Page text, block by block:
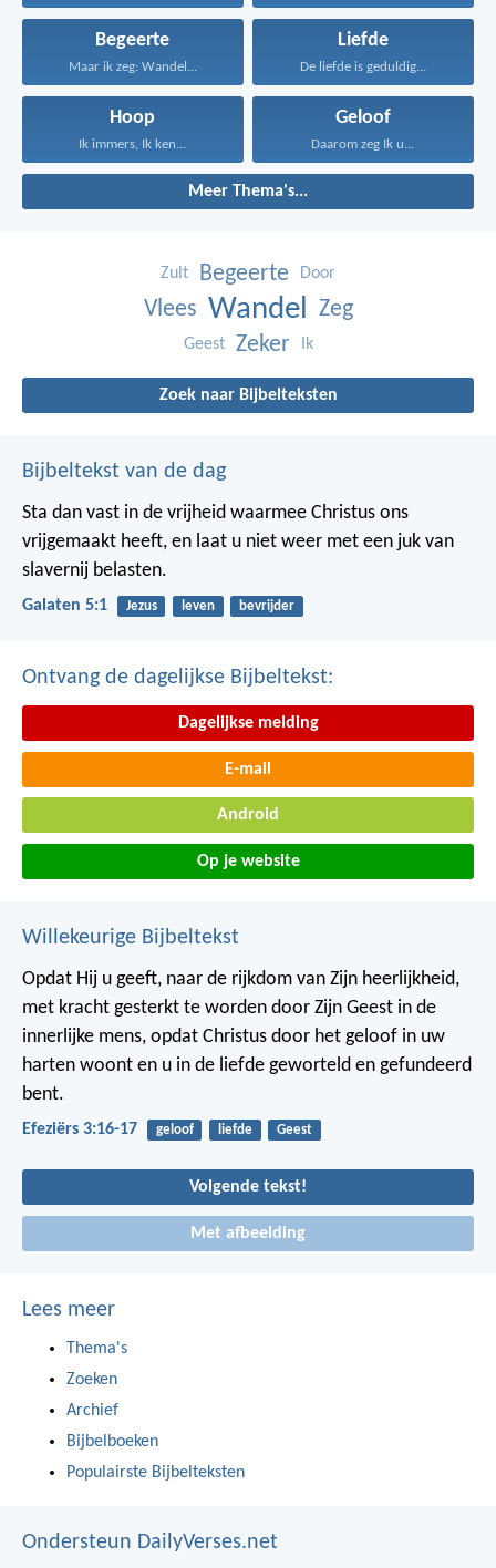
Begeerte
Maar ik zeg: Wandel...
Liefde
De liefde is geduldig...
Hoop
Ik immers, Ik ken...
Geloof
Daarom zeg Ik u...
Meer Thema's...
Zult Begeerte Door
Vlees Wandel Zeg
Geest Zeker Ik
Zoek naar Bijbelteksten
Bijbeltekst van de dag
Sta dan vast in de vrijheid waarmee Christus ons
vrijgemaakt heeft, en laat u niet weer met een juk van
slavernij belasten.
Galaten 5:1 Jezus leven bevrijder
Ontvang de dagelijkse Bijbeltekst:
Dagelijkse melding
E-mail
Android
Op je website
Willekeurige Bijbeltekst
Opdat Hij u geeft, naar de rijkdom van Zijn heerlijkheid,
met kracht gesterkt te worden door Zijn Geest in de
innerlijke mens, opdat Christus door het geloof in uw
harten woont en u in de liefde geworteld en gefundeerd
bent.
Efeziërs 3:16-17 geloof liefde Geest
Volgende tekst!
Met afbeelding
Lees meer
Thema's
Zoeken
Archief
Bijbelboeken
Populairste Bijbelteksten
Ondersteun DailyVerses.net